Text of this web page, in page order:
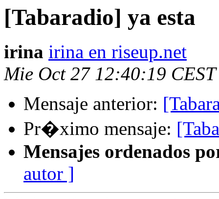
[Tabaradio] ya esta
irina irina en riseup.net
Mie Oct 27 12:40:19
Mensaje anterior:
Pr�ximo mensaje:
Mensajes ordenados
autor ]